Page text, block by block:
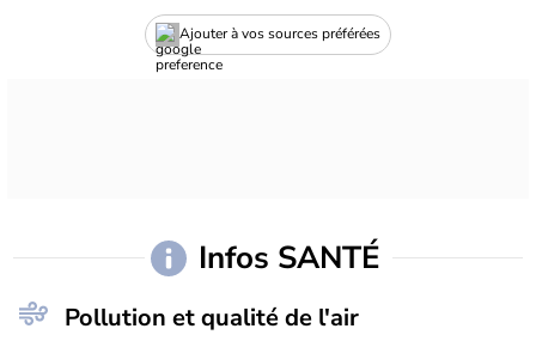
Ajouter à vos sources préférées
Infos SANTÉ
Pollution et qualité de l'air